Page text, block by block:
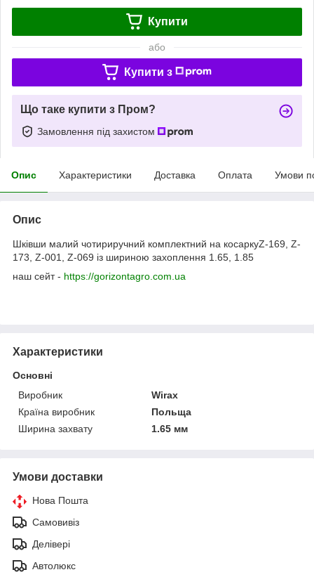
Купити
або
Купити з
Що таке купити з Пром?
Замовлення під захистом
Опис Характеристики Доставка Оплата Умови
Опис
Шківши малий чотириручний комплектний на косаркуZ-169, Z-
173, Z-001, Z-069 із шириною захоплення 1.65, 1.85
наш сейт - https://gorizontagro.com.ua
Характеристики
Основні
Виробник
Wirax
Країна виробник
Польща
Ширина захвату
1.65 мм
Умови доставки
Нова Пошта
Самовивіз
Делівері
Автолюкс